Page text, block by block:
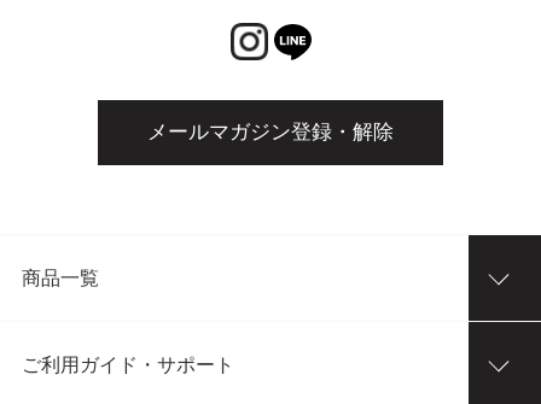
メールマガジン登録・解除
商品一覧
ご利用ガイド・サポート